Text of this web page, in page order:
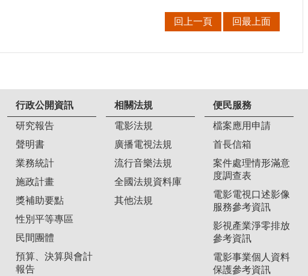
回上一頁 回最上面
行政公開資訊
研究報告
聲明書
業務統計
施政計畫
獎補助要點
性別平等專區
民間團體
預算、決算與會計
報告
相關法規
電影法規
廣播電視法規
流行音樂法規
全國法規資料庫
其他法規
便民服務
檔案應用申請
首長信箱
案件處理情形滿意
度調查表
電影電視口述影像
服務參考資訊
影視產業淨零排放
參考資訊
電影事業個人資料
保護參考資訊